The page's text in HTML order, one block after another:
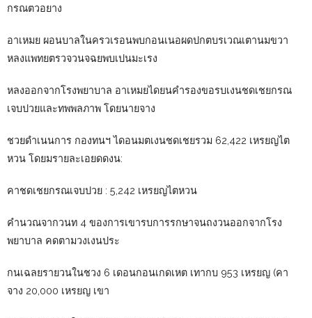
กรณตวอยาง
อาเหมย ผอนบาลในครวเรอนพบกอนเนอผดปกตบรเวณเตานมขวา
หลงแพทยตรวจวนจฉยพบเปนมะเรง
หลงออกจากโรงพยาบาล อาเหมยไดยนคำรองขอรบเงนชดเชยกรณ
เจบปวยและทพพลภาพ โดยนายจาง
ชวยดำเนนการ กองทนฯ ไดอนมตเงนชดเชยรวม 62,422 เหรยญไต
หวน โดยมรายละเอยดดงน:
คาชดเชยกรณเจบปวย : 5,242 เหรยญไตหวน
คำนวณจากวนท 4 ของการเขารบการรกษาจนถงวนออกจากโรง
พยาบาล คดตามวงเงนประ
กนเฉลยรายวนในชวง 6 เดอนกอนเกดเหต เทากบ 953 เหรยญ (คา
จาง 20,000 เหรยญ เขา